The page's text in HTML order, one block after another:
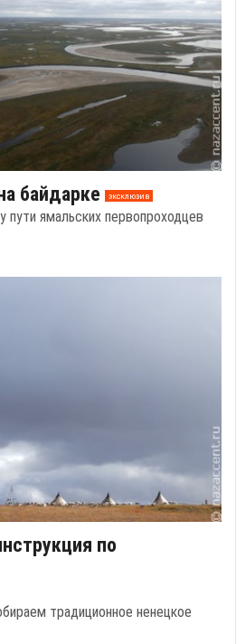
байдарке эксклюзив
ямальских первопроходцев
по
традиционное ненецкое